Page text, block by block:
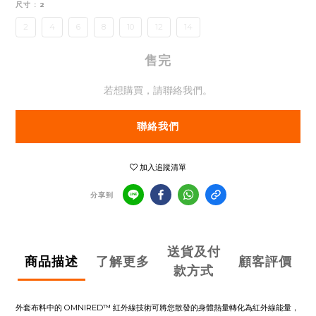
尺寸 : 2
2 4 8 10 12 14
售完
若想購買，請聯絡我們。
聯絡我們
加入追蹤清單
分享到
商品描述 了解更多
送貨及付
款方式
顧客評價
外套布料中的 OMNIRED™ 紅外線技術可將您散發的身體熱量轉化為紅外線能量，